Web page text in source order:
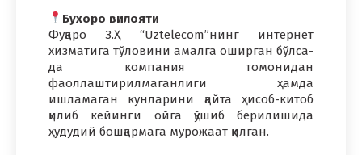
Бухоро вилояти
Фуқаро З.Ҳ “Uztelecom”нинг интернет
хизматига тўловини амалга оширган бўлса-
да компания томонидан
фаоллаштирилмаганлиги ҳамда
ишламаган кунларини қайта ҳисоб-китоб
қилиб кейинги ойга қўшиб берилишида
ҳудудий бошқармага мурожаат қилган.